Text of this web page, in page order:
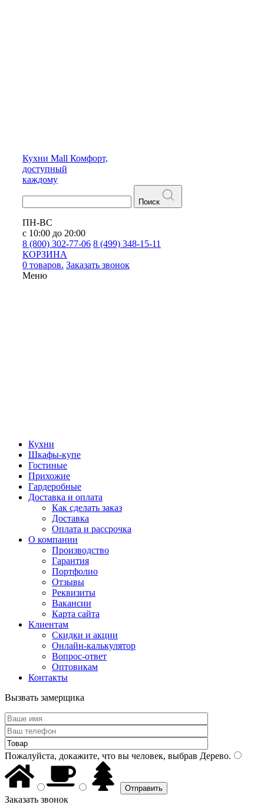
Кухни Mall Комфорт,
доступный
каждому
Поиск
ПН-ВС
с 10:00 до 20:00
8 (800) 302-77-06 8 (499) 348-15-11
КОРЗИНА
0 товаров. Заказать звонок
Меню
Кухни
Шкафы-купе
Гостиные
Прихожие
Гардеробные
Доставка и оплата
Как сделать заказ
Доставка
Оплата и рассрочка
О компании
Производство
Гарантия
Портфолио
Отзывы
Реквизиты
Вакансии
Карта сайта
Клиентам
Скидки и акции
Онлайн-калькулятор
Вопрос-ответ
Оптовикам
Контакты
Вызвать замерщика
Пожалуйста, докажите, что вы человек, выбрав Дерево.
Заказать звонок